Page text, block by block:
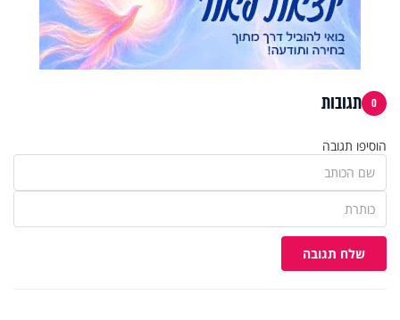
0 תגובות
הוסיפו תגובה
שלח תגובה